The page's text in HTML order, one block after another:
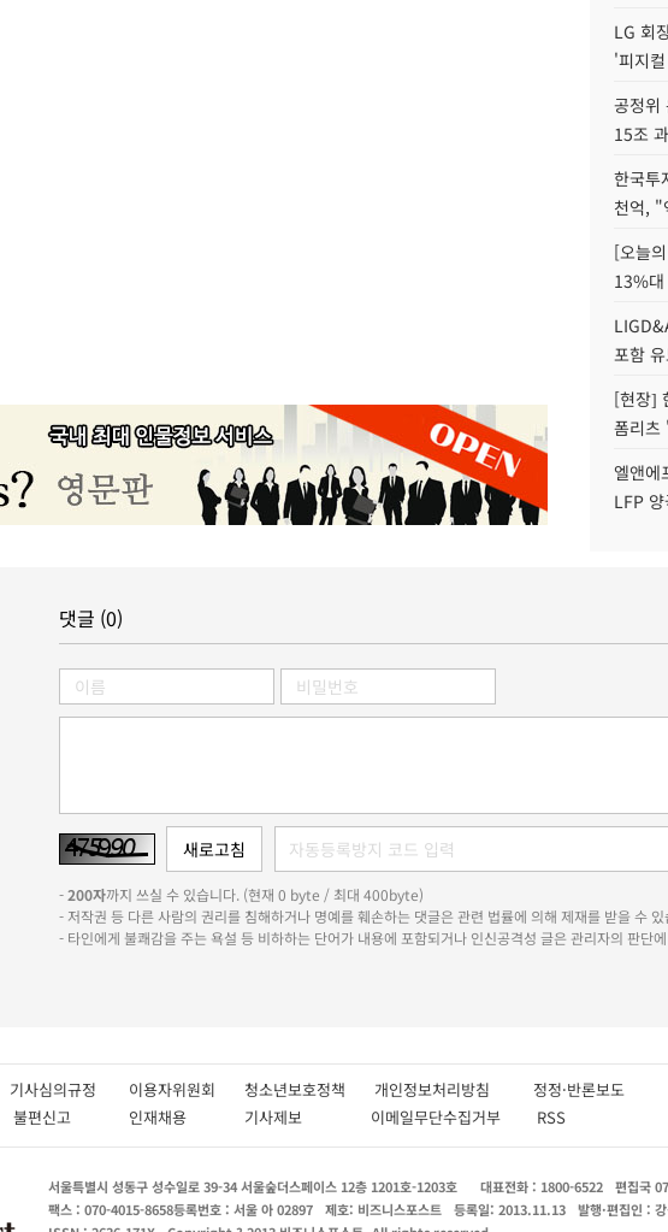
LG 회
'피지
공정위
15조
한국투
천억, "
[오늘
13%대
포함
[현장]
폼리츠
엘앤에
LFP
댓글 (0)
-200자까지 쓰실 수 있습니다. (현재 0 byte / 최대 400byte)
- 저작권 등 다른 사람의 권리를 침해하거나 명예를 훼손하는 댓글은 관련 법률에 의해 제재를 받을 수 있
- 타인에게 불쾌감을 주는 욕설 등 비하하는 단어가 내용에 포함되거나 인신공격성 글은 관리자의 판단
기사심의규정 이용자위원회 청소년보호정책 개인정보처리방침 정정·반론보도
불편신고 인재채용 기사제보 이메일무단수집거부 RSS
서울특별시 성동구 성수일로 39-34 서울숲더스페이스 12층 1201호-1203호 대표전화 : 1800-6522 편집국
팩스 : 070-4015-8658등록번호 : 서울 아 02897 제호: 비즈니스포스트 등록일: 2013.11.13 발행·편집인 :